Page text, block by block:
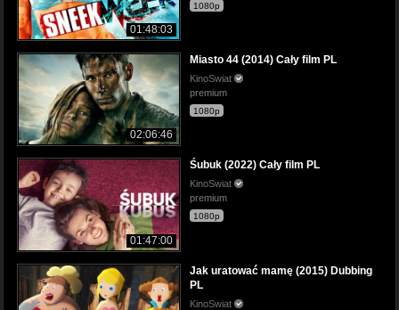
01:48:03
1080p
02:06:46
Miasto 44 (2014) Cały film PL
KinoSwiat
premium
1080p
01:47:00
Śubuk (2022) Cały film PL
KinoSwiat
premium
1080p
Jak uratować mamę (2015) Dubbing
PL
KinoSwiat